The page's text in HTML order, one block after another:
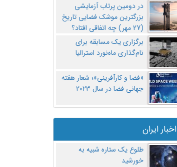
در دومین پرتاب آزمایشی
بزرگترین موشک فضایی تاریخ
(27 مهر‌) چه اتفاقی افتاد؟
برگزاری یک مسابقه برای
نام‌گذاری ماه‌نورد استرالیا
«فضا و کارآفرینی»؛ شعار هفته
جهانی فضا در سال ۲۰۲۳
اخبار ایران
طلوع یک ستاره شبیه به
خورشید